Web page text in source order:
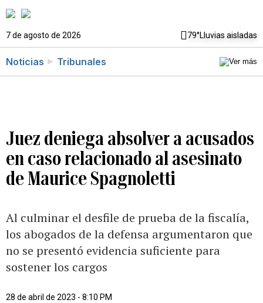
7 de agosto de 2026 79°Lluvias aisladas
Noticias Tribunales
Juez deniega absolver a acusados
en caso relacionado al asesinato
de Maurice Spagnoletti
Al culminar el desfile de prueba de la fiscalía,
los abogados de la defensa argumentaron que
no se presentó evidencia suficiente para
sostener los cargos
28 de abril de 2023 - 8:10 PM